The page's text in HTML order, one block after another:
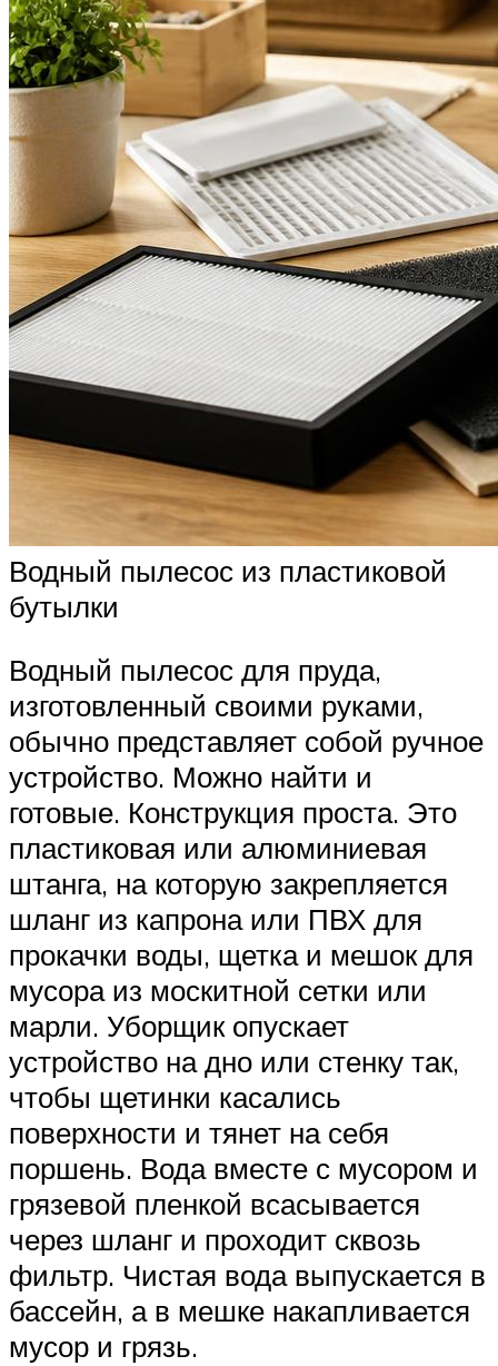
Водный пылесос из пластиковой
бутылки
Водный пылесос для пруда,
изготовленный своими руками,
обычно представляет собой ручное
устройство. Можно найти и
готовые. Конструкция проста. Это
пластиковая или алюминиевая
штанга, на которую закрепляется
шланг из капрона или ПВХ для
прокачки воды, щетка и мешок для
мусора из москитной сетки или
марли. Уборщик опускает
устройство на дно или стенку так,
чтобы щетинки касались
поверхности и тянет на себя
поршень. Вода вместе с мусором и
грязевой пленкой всасывается
через шланг и проходит сквозь
фильтр. Чистая вода выпускается в
бассейн, а в мешке накапливается
мусор и грязь.